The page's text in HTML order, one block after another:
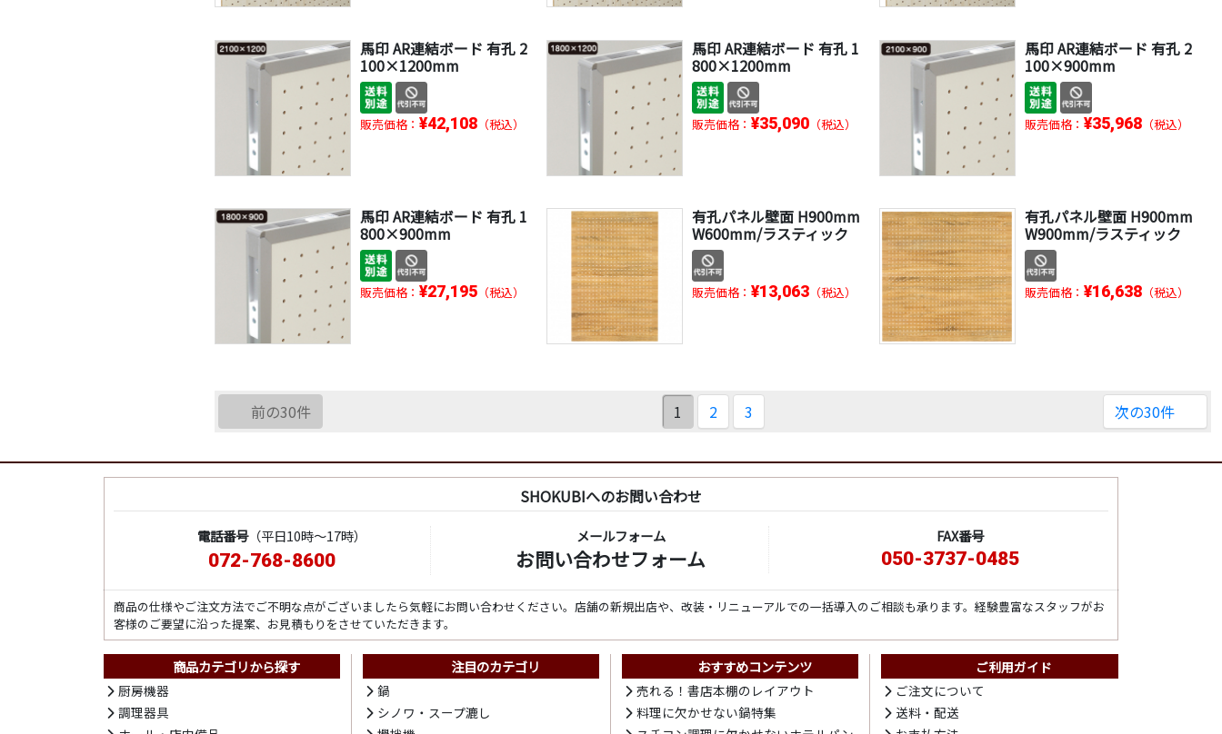
馬印 AR連結ボード 有孔 2
100×1200mm
販売価格： ¥42,108 （税込）
馬印 AR連結ボード 有孔 1
800×1200mm
販売価格：¥35,090 （税込）
馬印 AR連結ボード 有孔 2
100×900mm
販売価格： ¥35,968（税込）
馬印 AR連結ボード 有孔 1
800×900mm
販売価格： ¥27,195 （税込）
有孔パネル壁面 H900mm
W600mm/ラスティック
販売価格：¥13,063 （税込）
有孔パネル壁面 H900mm
W900mm/ラスティック
販売価格： ¥16,638（税込）
前の30件 1 2 3 次の30件
SHOKUBIへのお問い合わせ
電話番号（平日10時～17時）
072-768-8600
メールフォーム
お問い合わせフォーム
FAX番号
050-3737-0485
商品の仕様やご注文方法でご不明な点がございましたら気軽にお問い合わせください。店舗の新規出店や、改装・リニューアルでの一括導入のご相談も承ります。経験豊富なスタッフがお
客様のご要望に沿った提案、お見積もりをさせていただきます。
商品カテゴリから探す
厨房機器
調理器具
注目のカテゴリ
鍋
シノワ・スープ漉し
おすすめコンテンツ
売れる！書店本棚のレイアウト
料理に欠かせない鍋特集
ご利用ガイド
ご注文について
送料・配送